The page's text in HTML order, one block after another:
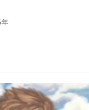
年